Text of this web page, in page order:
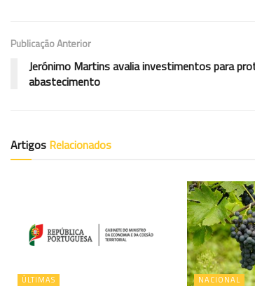
Publicação Anterior
Jerónimo Martins avalia investimentos para
abastecimento
Artigos Relacionados
ÚLTIMAS NACIONAL